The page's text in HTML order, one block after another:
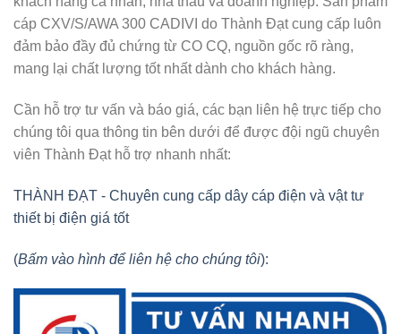
cáp CXV/S/AWA 300 CADIVI do Thành Đạt cung cấp luôn
đảm bảo đầy đủ chứng từ CO CQ, nguồn gốc rõ ràng,
mang lại chất lượng tốt nhất dành cho khách hàng.
Cần hỗ trợ tư vấn và báo giá, các bạn liên hệ trực tiếp cho
chúng tôi qua thông tin bên dưới để được đội ngũ chuyên
viên Thành Đạt hỗ trợ nhanh nhất:
THÀNH ĐẠT - Chuyên cung cấp dây cáp điện và vật tư
thiết bị điện giá tốt
(Bấm vào hình để liên hệ cho chúng tôi):